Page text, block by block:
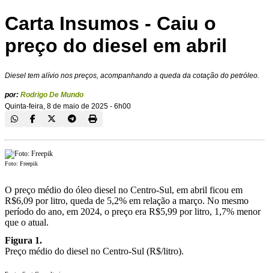
Carta Insumos - Caiu o
preço do diesel em abril
Diesel tem alívio nos preços, acompanhando a queda da cotação do petróleo.
por: Rodrigo De Mundo
Quinta-feira, 8 de maio de 2025 - 6h00
Foto: Freepik
O preço médio do óleo diesel no Centro-Sul, em abril ficou em
R$6,09 por litro, queda de 5,2% em relação a março. No mesmo
período do ano, em 2024, o preço era R$5,99 por litro, 1,7% menor
que o atual.
Figura 1.
Preço médio do diesel no Centro-Sul (R$/litro).